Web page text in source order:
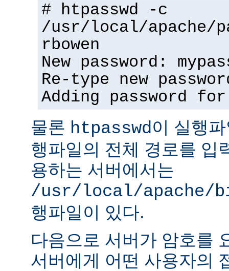
# htpasswd -c
/usr/local/apache/
rbowen
New password:
Re-type new
Adding password
물론 htpasswd이 실행
행파일의 전체 경로를 입
용하는 서버에서는
/usr/local/apache/
행파일이 있다.
다음으로 서버가 암호를
서버에게 어떤 사용자의